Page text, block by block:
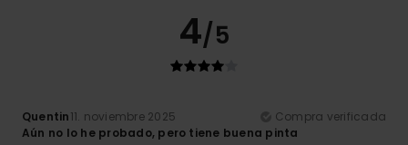
4/5
Quentin11. noviembre 2025
Compra verificada
Aún no lo he probado, pero tiene buena pinta